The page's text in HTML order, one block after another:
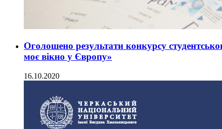
Оголошено результати конкурсу
моє вікно у Європу»
16.10.2020